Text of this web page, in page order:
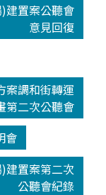
建置案公聽會
意見回復
案調和街轉運
第二次公聽會
會
建置案第二次
公聽會紀錄